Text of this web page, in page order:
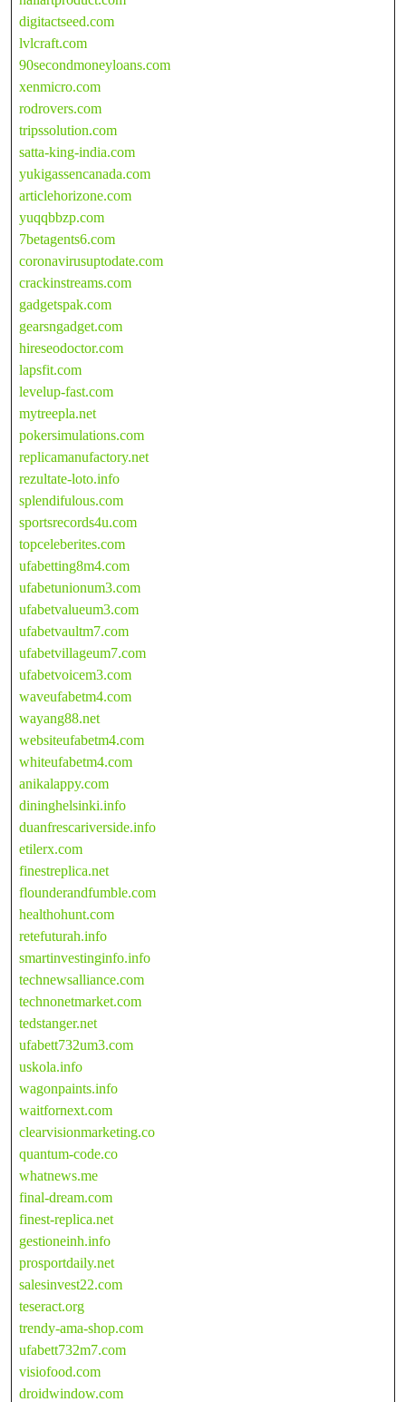
digitactseed.com
lvlcraft.com
90secondmoneyloans.com
xenmicro.com
rodrovers.com
tripssolution.com
satta-king-india.com
yukigassencanada.com
articlehorizone.com
yuqqbbzp.com
7betagents6.com
coronavirusuptodate.com
crackinstreams.com
gadgetspak.com
gearsngadget.com
hireseodoctor.com
lapsfit.com
levelup-fast.com
mytreepla.net
pokersimulations.com
replicamanufactory.net
rezultate-loto.info
splendifulous.com
sportsrecords4u.com
topceleberites.com
ufabetting8m4.com
ufabetunionum3.com
ufabetvalueum3.com
ufabetvaultm7.com
ufabetvillageum7.com
ufabetvoicem3.com
waveufabetm4.com
wayang88.net
websiteufabetm4.com
whiteufabetm4.com
anikalappy.com
dininghelsinki.info
duanfrescariverside.info
etilerx.com
finestreplica.net
flounderandfumble.com
healthohunt.com
retefuturah.info
smartinvestinginfo.info
technewsalliance.com
technonetmarket.com
tedstanger.net
ufabett732um3.com
uskola.info
wagonpaints.info
waitfornext.com
clearvisionmarketing.co
quantum-code.co
whatnews.me
final-dream.com
finest-replica.net
gestioneinh.info
prosportdaily.net
salesinvest22.com
teseract.org
trendy-ama-shop.com
ufabett732m7.com
visiofood.com
droidwindow.com